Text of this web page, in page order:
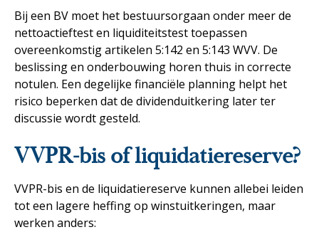
Bij een BV moet het bestuursorgaan onder meer de
nettoactieftest en liquiditeitstest toepassen
overeenkomstig artikelen 5:142 en 5:143 WVV. De
beslissing en onderbouwing horen thuis in correcte
notulen. Een degelijke financiële planning helpt het
risico beperken dat de dividenduitkering later ter
discussie wordt gesteld.
VVPR-bis of liquidatiereserve?
VVPR-bis en de liquidatiereserve kunnen allebei leiden
tot een lagere heffing op winstuitkeringen, maar
werken anders: